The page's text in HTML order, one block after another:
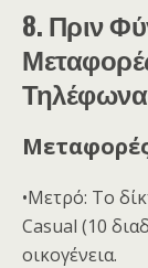
8. Πριν
Τηλέφωνα
•Μετρό: Το
Casual (10
οικογένεια.